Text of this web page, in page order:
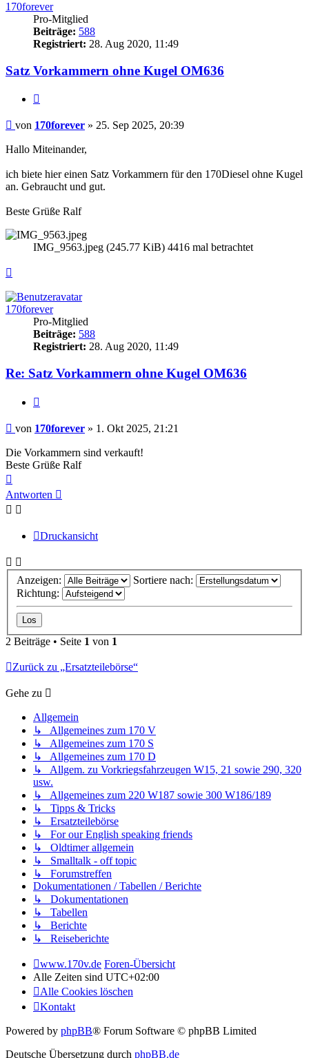
170forever
Pro-Mitglied
Beiträge: 588
Registriert: 28. Aug 2020, 11:49
Satz Vorkammern ohne Kugel OM636
Beitrag
von 170forever » 25. Sep 2025, 20:39
Hallo Miteinander,
ich biete hier einen Satz Vorkammern für den 170Diesel ohne Kugel
an. Gebraucht und gut.
Beste Grüße Ralf
IMG_9563.jpeg (245.77 KiB) 4416 mal betrachtet
170forever
Pro-Mitglied
Beiträge: 588
Registriert: 28. Aug 2020, 11:49
Re: Satz Vorkammern ohne Kugel OM636
Beitrag
von 170forever » 1. Okt 2025, 21:21
Die Vorkammern sind verkauft!
Beste Grüße Ralf
oben
Antworten
Druckansicht
Anzeigen:
Sortiere nach:
Richtung:
2 Beiträge • Seite 1 von 1
Zurück zu „Ersatzteilebörse“
Gehe zu
Allgemein
↳ Allgemeines zum 170 V
↳ Allgemeines zum 170 S
↳ Allgemeines zum 170 D
↳ Allgem. zu Vorkriegsfahrzeugen W15, 21 sowie 290, 320
usw.
↳ Allgemeines zum 220 W187 sowie 300 W186/189
↳ Tipps & Tricks
↳ Ersatzteilebörse
↳ For our English speaking friends
↳ Oldtimer allgemein
↳ Smalltalk - off topic
↳ Forumstreffen
Dokumentationen / Tabellen / Berichte
↳ Dokumentationen
↳ Tabellen
↳ Berichte
↳ Reiseberichte
www.170v.de Foren-Übersicht
Alle Zeiten sind UTC+02:00
Alle Cookies löschen
Kontakt
Powered by phpBB® Forum Software © phpBB Limited
Deutsche Übersetzung durch phpBB.de